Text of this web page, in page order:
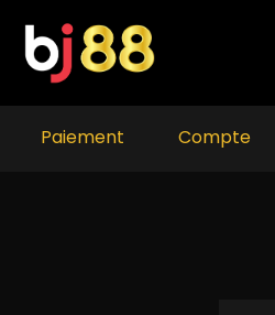
content
Paiement Compte